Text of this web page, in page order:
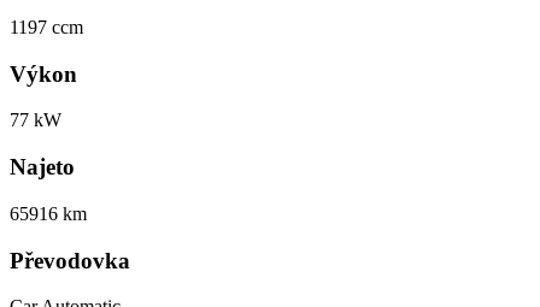
1197 ccm
Výkon
77 kW
Najeto
65916 km
Převodovka